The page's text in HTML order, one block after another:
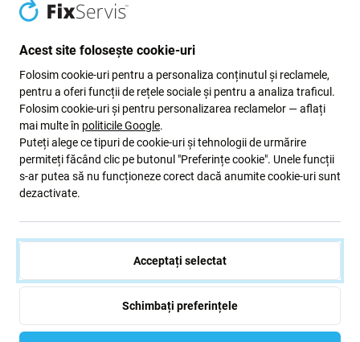
ÎN STOC 8 buc
Descriere și specificații Calitate Livrare și retururi
Ecran LCD + sticlă tactilă + ramă
pentru Samsung Galaxy S10 Plus
G975F
Acest site folosește cookie-uri
Folosim cookie-uri pentru a personaliza conținutul și reclamele,
pentru a oferi funcții de rețele sociale și pentru a analiza traficul.
Folosim cookie-uri și pentru personalizarea reclamelor — aflați
mai multe în politicile Google.
Puteți alege ce tipuri de cookie-uri și tehnologii de urmărire
permiteți făcând clic pe butonul "Preferințe cookie". Unele funcții
s-ar putea să nu funcționeze corect dacă anumite cookie-uri sunt
dezactivate.
Acceptați selectat
Schimbați preferințele